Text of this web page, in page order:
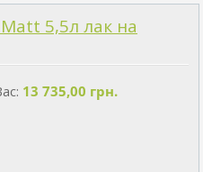
5,5л лак на
13 735,00 грн.